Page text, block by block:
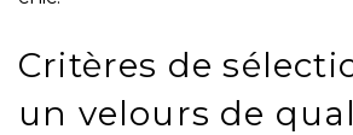
Critères de
un velours de